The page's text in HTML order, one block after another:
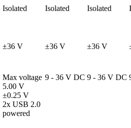
Isolated Isolated Isolated
±36 V ±36 V ±36 V
Max voltage
5.00 V
±0.25 V
2x USB 2.0
powered
9 - 36 V DC 9 - 36 V DC